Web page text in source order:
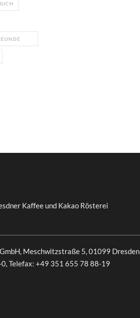
Kaffee und Kakao Rösterei
Meschwitzstraße 5, 01099 Dresden
Telefax: +49 351 655 78 88-19